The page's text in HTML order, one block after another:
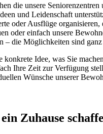
die unsere Seniorenzentren
und Leidenschaft
oder Ausflüge organisieren,
oder einfach unsere
– die Möglichkeiten sind
konkrete Idee, was Sie
Ihre Zeit zur Verfügung
Wünsche unserer
Zuhause